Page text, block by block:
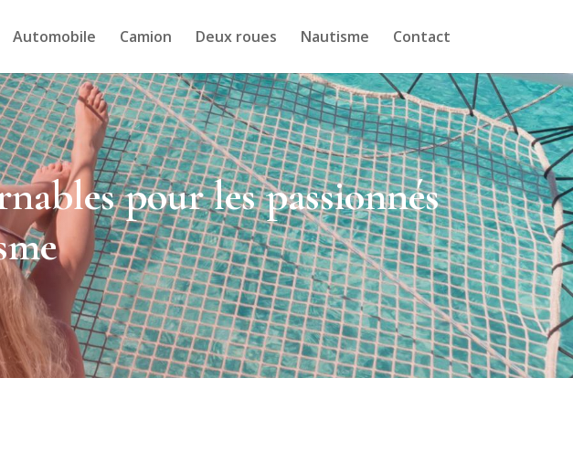
Automobile Camion Deux roues Nautisme Contact
pour les passionnés